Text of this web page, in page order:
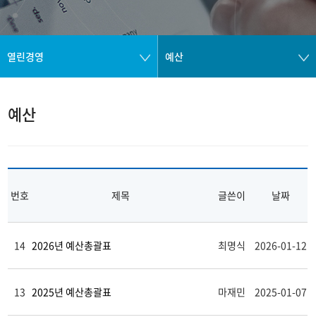
열린경영 예산
예산
번호 제목 글쓴이 날짜
14 2026년 예산총괄표 최명식 2026-01-12
13 2025년 예산총괄표 마재민 2025-01-07